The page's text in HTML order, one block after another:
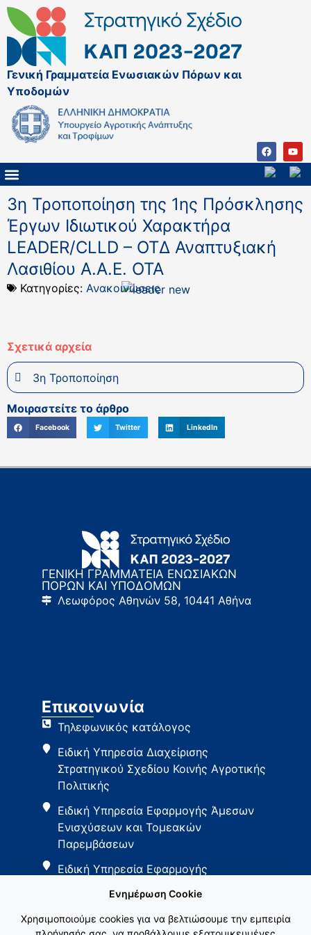
Γενική Γραμματεία Ενωσιακών Πόρων και
Υποδομών
3η Τροποποίηση της 1ης Πρόσκλησης
Έργων Ιδιωτικού Χαρακτήρα
LEADER/CLLD – ΟΤΔ Αναπτυξιακή
Λασιθίου Α.Α.Ε. ΟΤΑ
Κατηγορίες: Ανακοινώσεις
Σχετικά αρχεία
3η Τροποποίηση
Μοιραστείτε το άρθρο
Facebook Twitter LinkedIn
ΓΕΝΙΚΗ ΓΡΑΜΜΑΤΕΙΑ ΕΝΩΣΙΑΚΩΝ
ΠΟΡΩΝ ΚΑΙ ΥΠΟΔΟΜΩΝ
Λεωφόρος Αθηνών 58, 10441 Αθήνα
Επικοινωνία
Τηλεφωνικός κατάλογος
Ειδική Υπηρεσία Διαχείρισης
Στρατηγικού Σχεδίου Κοινής Αγροτικής
Πολιτικής
Ειδική Υπηρεσία Εφαρμογής Άμεσων
Ενισχύσεων και Τομεακών
Παρεμβάσεων
Ειδική Υπηρεσία Εφαρμογής
Ενημέρωση Cookie
Χρησιμοποιούμε cookies για να βελτιώσουμε την εμπειρία